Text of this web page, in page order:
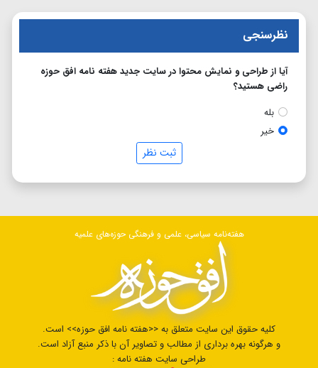
نظرسنجی
آیا از طراحی و نمایش محتوا در سایت جدید هفته نامه افق حوزه
راضی هستید؟
بله
خیر
ثبت نظر
هفته‌نامه سیاسی، علمی و فرهنگی حوزه‌های علمیه
کلیه حقوق این سایت متعلق به <<هفته نامه افق حوزه>> است.
و هرگونه بهره برداری از مطالب و تصاویر آن با ذکر منبع آزاد است.
طراحی سایت هفته نامه :